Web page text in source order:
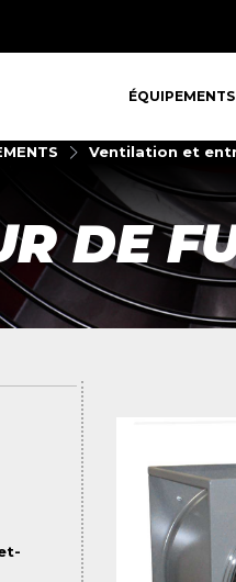
ÉQUIPEMENTS,
ÉQUIPEMENTS
Ventilation et
DE